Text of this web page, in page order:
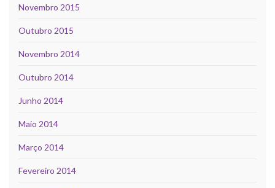
Novembro 2015
Outubro 2015
Novembro 2014
Outubro 2014
Junho 2014
Maio 2014
Março 2014
Fevereiro 2014